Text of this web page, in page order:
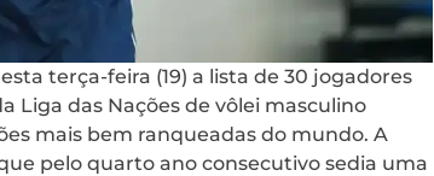
terça-feira (19) a lista de 30 jogadores
Liga das Nações de vôlei masculino
mais bem ranqueadas do mundo. A
pelo quarto ano consecutivo sedia uma